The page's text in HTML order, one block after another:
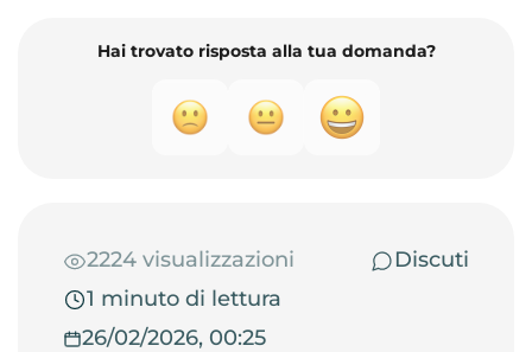
Hai trovato risposta alla tua domanda?
2224 visualizzazioni
Discuti
1 minuto di lettura
26/02/2026, 00:25